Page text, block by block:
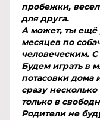
пробежки,
для друга.
А может, ты ещё
месяцев по
человеческим.
Будем играть в
потасовки дома
сразу
только в
Родители не